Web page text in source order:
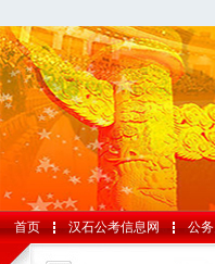
首页 汉石公考信息网 公